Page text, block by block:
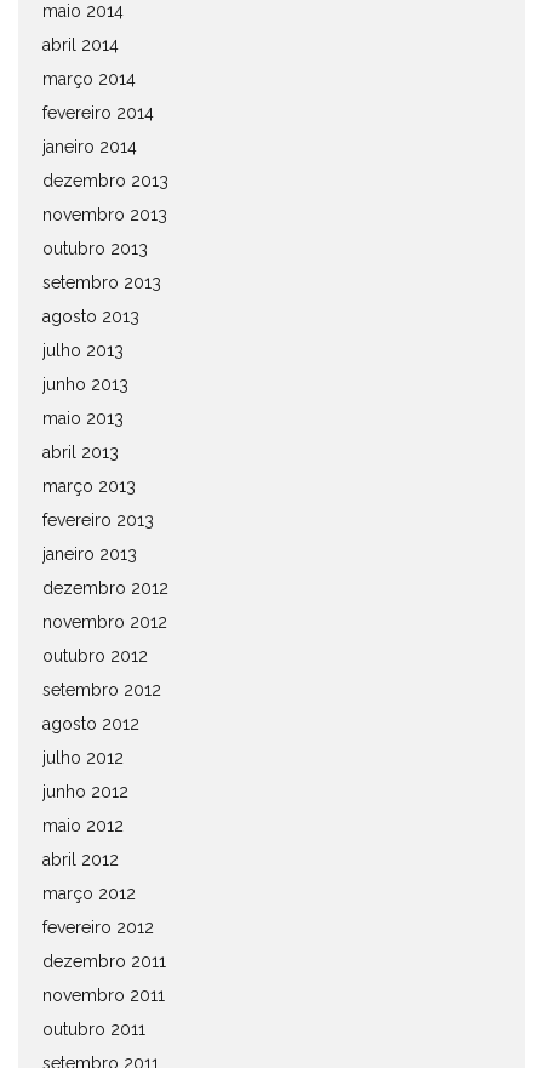
maio 2014
abril 2014
março 2014
fevereiro 2014
janeiro 2014
dezembro 2013
novembro 2013
outubro 2013
setembro 2013
agosto 2013
julho 2013
junho 2013
maio 2013
abril 2013
março 2013
fevereiro 2013
janeiro 2013
dezembro 2012
novembro 2012
outubro 2012
setembro 2012
agosto 2012
julho 2012
junho 2012
maio 2012
abril 2012
março 2012
fevereiro 2012
dezembro 2011
novembro 2011
outubro 2011
setembro 2011